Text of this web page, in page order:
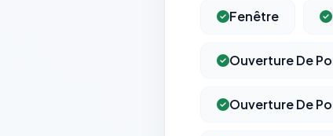
Fenêtre
Ouverture De
Ouverture De